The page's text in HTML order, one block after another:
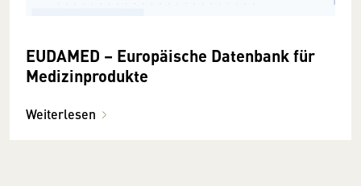
EUDAMED – Europäische Datenbank für
Medizinprodukte
Weiterlesen